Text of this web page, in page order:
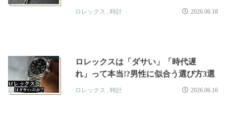
ロレックス , 時計 2026.06.18
ロレックスは「ダサい」「時代遅
れ」って本当!?男性に似合う選び方3選
ロレックス , 時計 2026.06.16